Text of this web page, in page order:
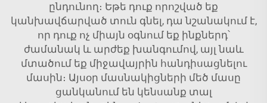
ընդունող։ Եթե ​​դուք որոշված եք
կանխավճարված տուն գնել, դա նշանակում է,
որ դուք ոչ միայն օգնում եք ինքներդ՝
ժամանակ և արժեք խանգումով, այլ նաև
մտածում եք միջավայրին հանդիսացնելու
մասին։ Այսօր մասնակիցների մեծ մասը
ցանկանում են կենսանք տալ